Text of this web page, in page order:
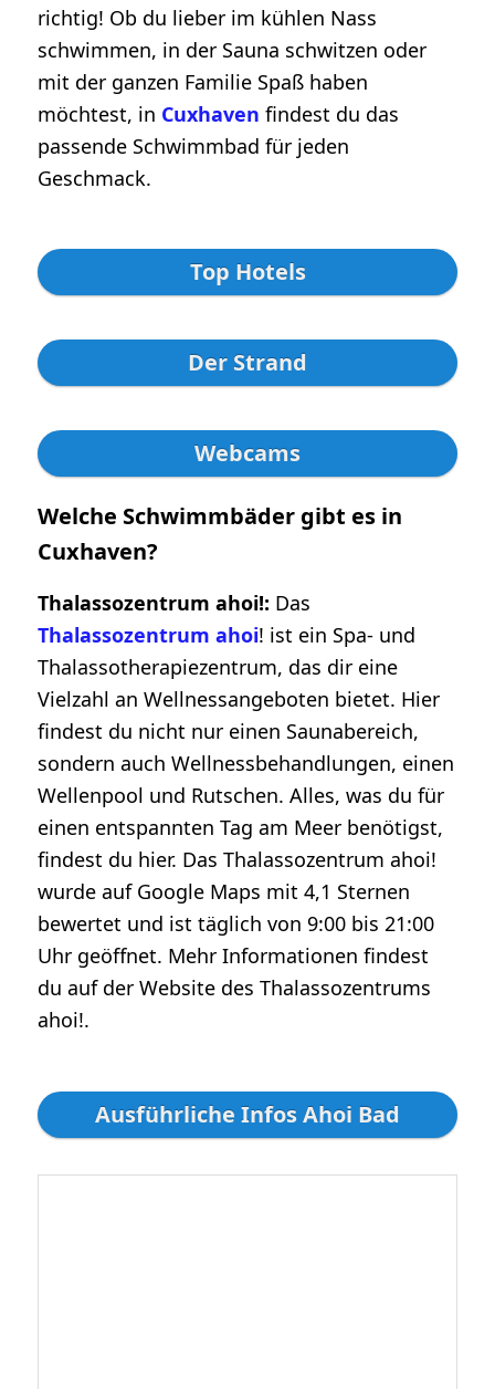
richtig! Ob du lieber im kühlen Nass
schwimmen, in der Sauna schwitzen oder
mit der ganzen Familie Spaß haben
möchtest, in Cuxhaven findest du das
passende Schwimmbad für jeden
Geschmack.
Top Hotels
Der Strand
Webcams
Welche Schwimmbäder gibt es in
Cuxhaven?
Thalassozentrum ahoi!: Das
Thalassozentrum ahoi! ist ein Spa- und
Thalassotherapiezentrum, das dir eine
Vielzahl an Wellnessangeboten bietet. Hier
findest du nicht nur einen Saunabereich,
sondern auch Wellnessbehandlungen, einen
Wellenpool und Rutschen. Alles, was du für
einen entspannten Tag am Meer benötigst,
findest du hier. Das Thalassozentrum ahoi!
wurde auf Google Maps mit 4,1 Sternen
bewertet und ist täglich von 9:00 bis 21:00
Uhr geöffnet. Mehr Informationen findest
du auf der Website des Thalassozentrums
ahoi!.
Ausführliche Infos Ahoi Bad